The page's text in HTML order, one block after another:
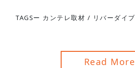
TAGSー カンテレ取材 / リバーダイブ
Read More